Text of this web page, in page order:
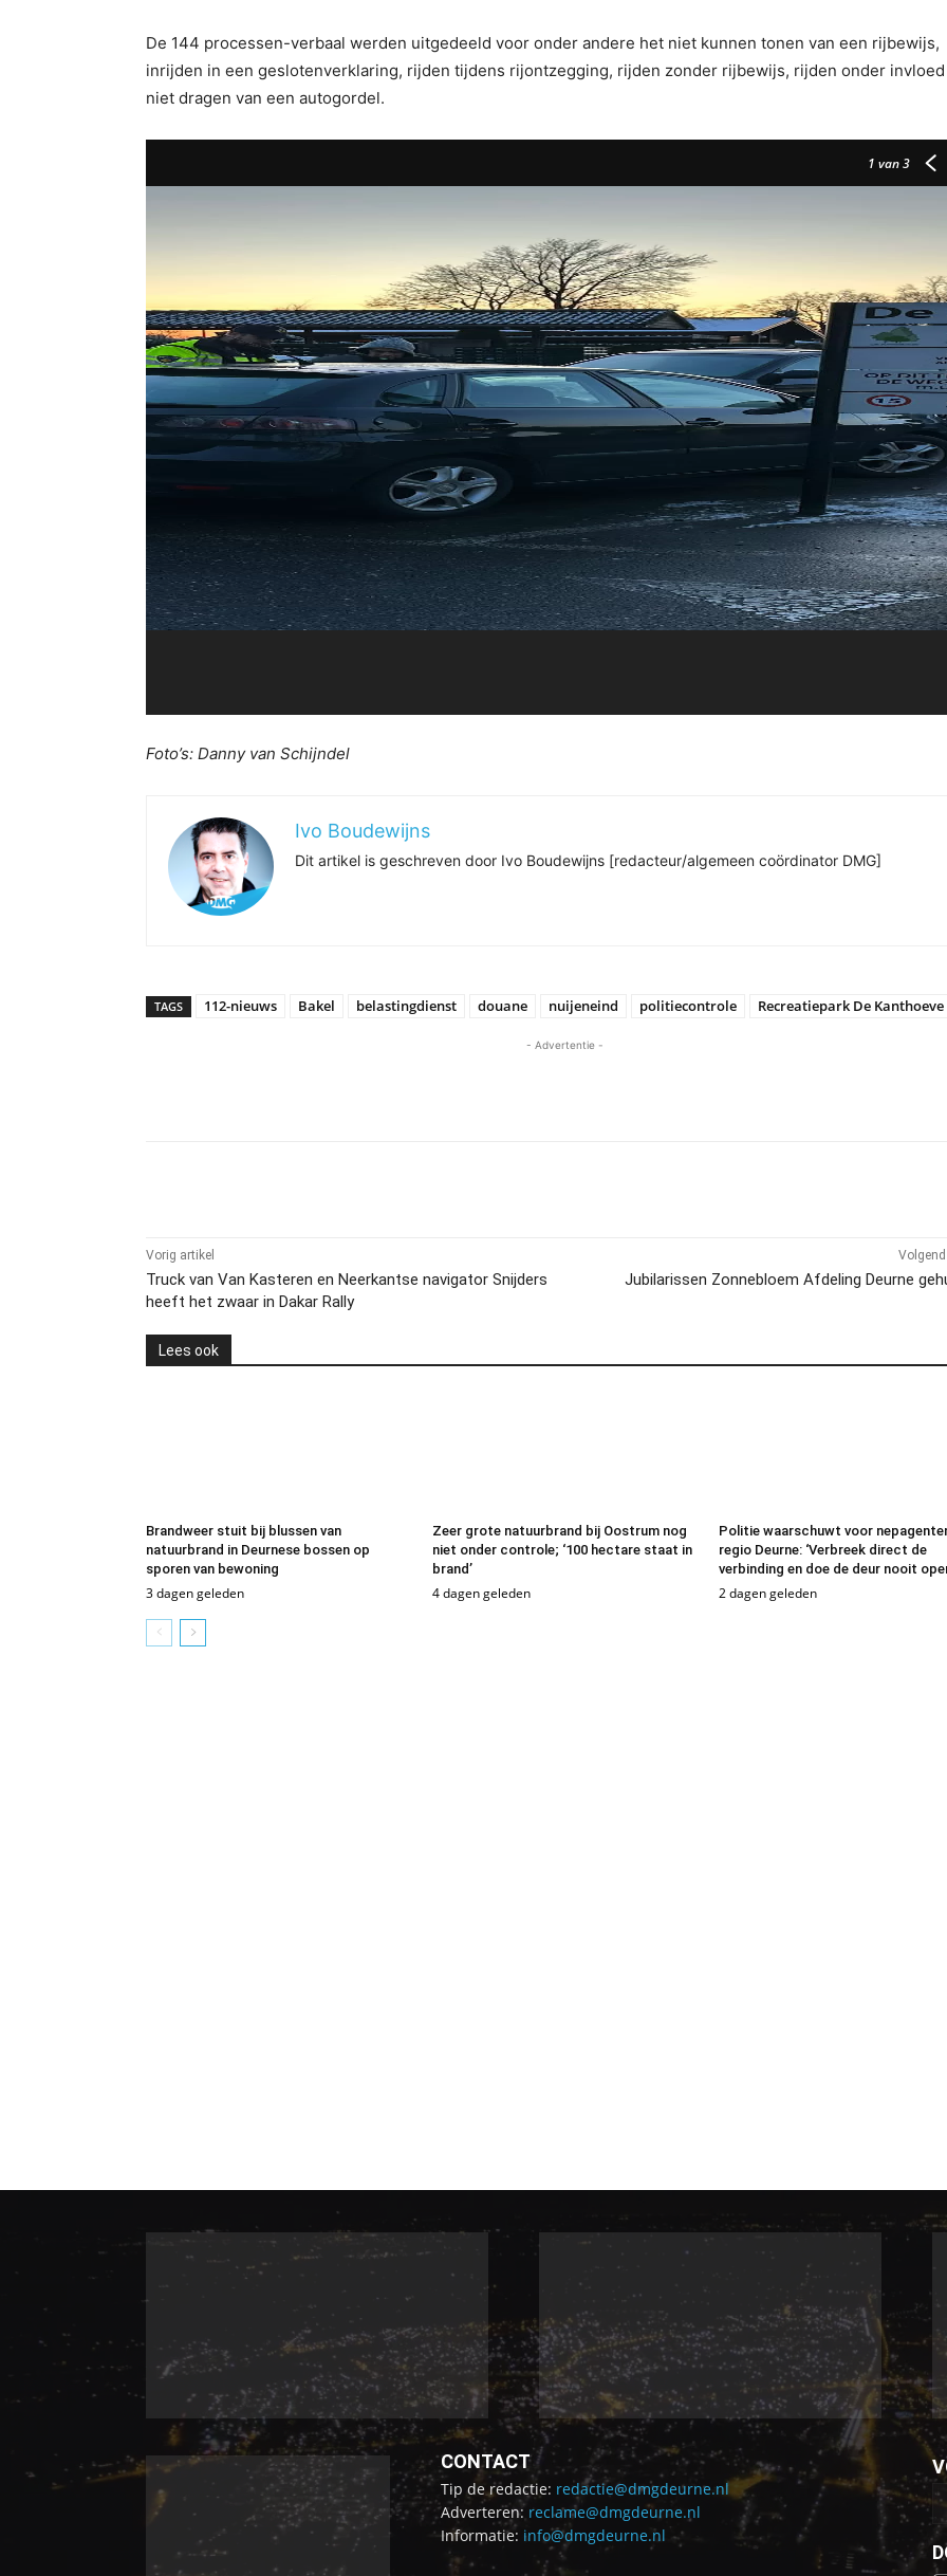
De 144 processen-verbaal werden uitgedeeld voor onder andere het niet kunnen tonen van een rijbewijs,
inrijden in een geslotenverklaring, rijden tijdens rijontzegging, rijden zonder rijbewijs, rijden onder invloed
niet dragen van een autogordel.
1 van 3
Foto’s: Danny van Schijndel
Ivo Boudewijns
Dit artikel is geschreven door Ivo Boudewijns [redacteur/algemeen coördinator DMG]
TAGS 112-nieuws Bakel belastingdienst douane nuijeneind politiecontrole Recreatiepark De Kanthoeve
- Advertentie -
Vorig artikel
Truck van Van Kasteren en Neerkantse navigator Snijders
heeft het zwaar in Dakar Rally
Jubilarissen Zonnebloem Afdeling Deurne
Lees ook
Brandweer stuit bij blussen van
natuurbrand in Deurnese bossen op
sporen van bewoning
3 dagen geleden
Zeer grote natuurbrand bij Oostrum nog
niet onder controle; ‘100 hectare staat in
brand’
4 dagen geleden
Politie waarschuwt voor
regio Deurne: ‘Verbreek direct de
verbinding en doe de deur nooit
2 dagen geleden
CONTACT
Tip de redactie: redactie@dmgdeurne.nl
Adverteren: reclame@dmgdeurne.nl
Informatie: info@dmgdeurne.nl